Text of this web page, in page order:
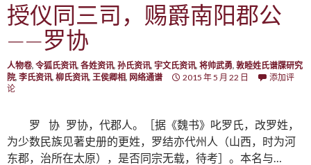
授仪同三司，赐爵南阳郡公
——罗协
人物卷, 令狐氏资讯, 各姓资讯, 孙氏资讯, 宇文氏资讯, 将帅武勇, 敦睦姓氏谱牒研究
院, 李氏资讯, 柳氏资讯, 王侯卿相, 网络通谱 2015 年 5 月 22 日
添加评
论
罗 协 罗协，代郡人。［据《魏书》叱罗氏，改罗姓，
为少数民族见著史册的更姓，罗结亦代州人（山西，时为河
东郡，治所在太原），是否同宗无载，待考］。本名与…